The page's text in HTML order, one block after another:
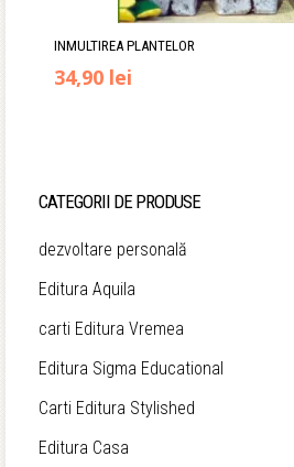
INMULTIREA PLANTELOR
Prețul
fost:
34,90 lei
34,90 lei.
CATEGORII DE PRODUSE
dezvoltare personală
Editura Aquila
carti Editura Vremea
Editura Sigma Educational
Carti Editura Stylished
Editura Casa